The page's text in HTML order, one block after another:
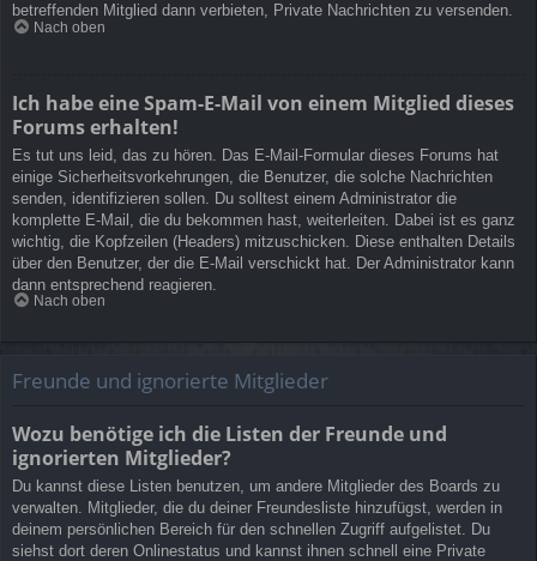
betreffenden Mitglied dann verbieten, Private Nachrichten zu versenden.
Nach oben
Ich habe eine Spam-E-Mail von einem Mitglied dieses
Forums erhalten!
Es tut uns leid, das zu hören. Das E-Mail-Formular dieses Forums hat
einige Sicherheitsvorkehrungen, die Benutzer, die solche Nachrichten
senden, identifizieren sollen. Du solltest einem Administrator die
komplette E-Mail, die du bekommen hast, weiterleiten. Dabei ist es ganz
wichtig, die Kopfzeilen (Headers) mitzuschicken. Diese enthalten Details
über den Benutzer, der die E-Mail verschickt hat. Der Administrator kann
dann entsprechend reagieren.
Nach oben
Freunde und ignorierte Mitglieder
Wozu benötige ich die Listen der Freunde und
ignorierten Mitglieder?
Du kannst diese Listen benutzen, um andere Mitglieder des Boards zu
verwalten. Mitglieder, die du deiner Freundesliste hinzufügst, werden in
deinem persönlichen Bereich für den schnellen Zugriff aufgelistet. Du
siehst dort deren Onlinestatus und kannst ihnen schnell eine Private